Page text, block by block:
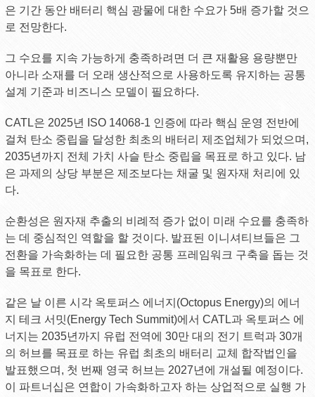
은 기간 동안 배터리 핵심 광물에 대한 수요가 5배 증가할 것으
로 전망한다.
그 수요를 지속 가능하게 충족하려면 더 큰 재활용 용량뿐만
아니라 소재를 더 오래 생산적으로 사용하도록 유지하는 공통
설계 기준과 비즈니스 모델이 필요하다.
CATL은 2025년 ISO 14068-1 인증에 따라 핵심 운영 전반에
걸쳐 탄소 중립을 달성한 최초의 배터리 제조업체가 되었으며,
2035년까지 전체 가치 사슬 탄소 중립을 목표로 하고 있다. 남
은 과제의 상당 부분은 제조보다는 채굴 및 원자재 처리에 있
다.
순환성은 원자재 추출의 비례적 증가 없이 미래 수요를 충족하
는 데 중심적인 역할을 할 것이다. 발표된 이니셔티브들은 그
전환을 가속화하는 데 필요한 공통 프레임워크 구축을 돕는 것
을 목표로 한다.
같은 날 이른 시각 옥토퍼스 에너지(Octopus Energy)의 에너
지 테크 서밋(Energy Tech Summit)에서 CATL과 옥토퍼스 에
너지는 2035년까지 유럽 전역에 30만 대의 전기 트럭과 30개
의 허브를 목표로 하는 유럽 최초의 배터리 교체 합작법인을
발표했으며, 첫 번째 영국 허브는 2027년에 개설될 예정이다.
이 파트너십은 연합이 가속화하고자 하는 상업적으로 실행 가